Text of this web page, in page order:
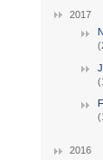
2017
2016